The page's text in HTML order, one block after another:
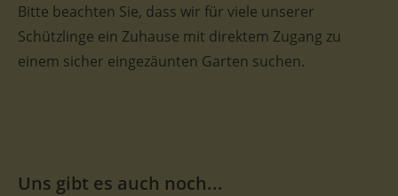
Bitte beachten Sie, dass wir für viele unserer
Schützlinge ein Zuhause mit direktem Zugang zu
einem sicher eingezäunten Garten suchen.
Uns gibt es auch noch...